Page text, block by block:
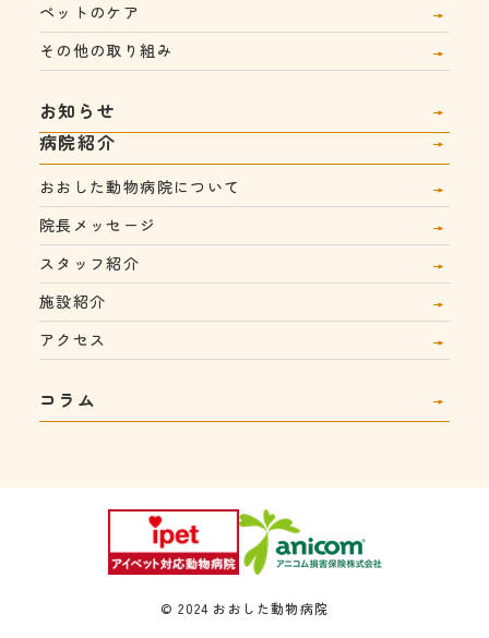
ペットのケア
その他の取り組み
お知らせ
病院紹介
おおした動物病院について
院長メッセージ
スタッフ紹介
施設紹介
アクセス
コラム
© 2024 おおした動物病院